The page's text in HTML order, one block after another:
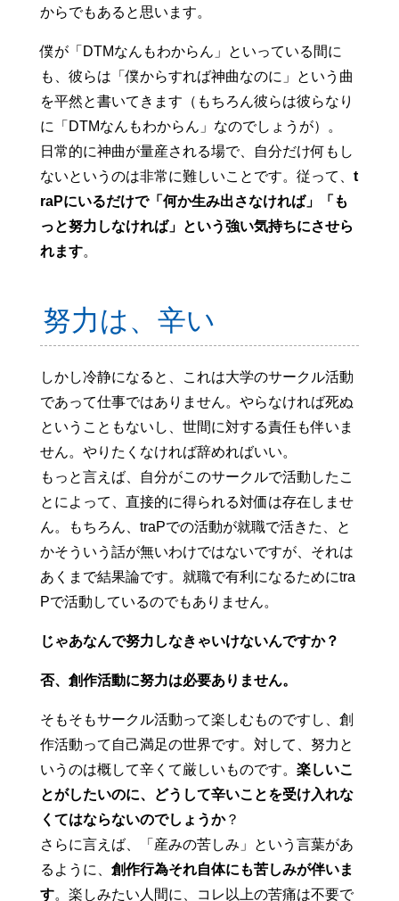
からでもあると思います。
僕が「DTMなんもわからん」といっている間に
も、彼らは「僕からすれば神曲なのに」という曲
を平然と書いてきます（もちろん彼らは彼らなり
に「DTMなんもわからん」なのでしょうが）。
日常的に神曲が量産される場で、自分だけ何もし
ないというのは非常に難しいことです。従って、 t
raPにいるだけで「何か生み出さなければ」「も
っと努力しなければ」という強い気持ちにさせら
れます。
努力は、辛い
しかし冷静になると、これは大学のサークル活動
であって仕事ではありません。やらなければ死ぬ
ということもないし、世間に対する責任も伴いま
せん。やりたくなければ辞めればいい。
もっと言えば、自分がこのサークルで活動したこ
とによって、直接的に得られる対価は存在しませ
ん。もちろん、traPでの活動が就職で活きた、と
かそういう話が無いわけではないですが、それは
あくまで結果論です。就職で有利になるためにtra
Pで活動しているのでもありません。
じゃあなんで努力しなきゃいけないんですか？
否、創作活動に努力は必要ありません。
そもそもサークル活動って楽しむものですし、創
作活動って自己満足の世界です。対して、努力と
いうのは概して辛くて厳しいものです。 楽しいこ
とがしたいのに、どうして辛いことを受け入れな
くてはならないのでしょうか？
さらに言えば、「産みの苦しみ」という言葉があ
るように、 創作行為それ自体にも苦しみが伴いま
す。楽しみたい人間に、コレ以上の苦痛は不要で